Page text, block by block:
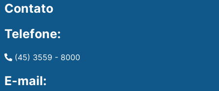
Contato
Telefone:
(45) 3559 - 8000
E-mail: